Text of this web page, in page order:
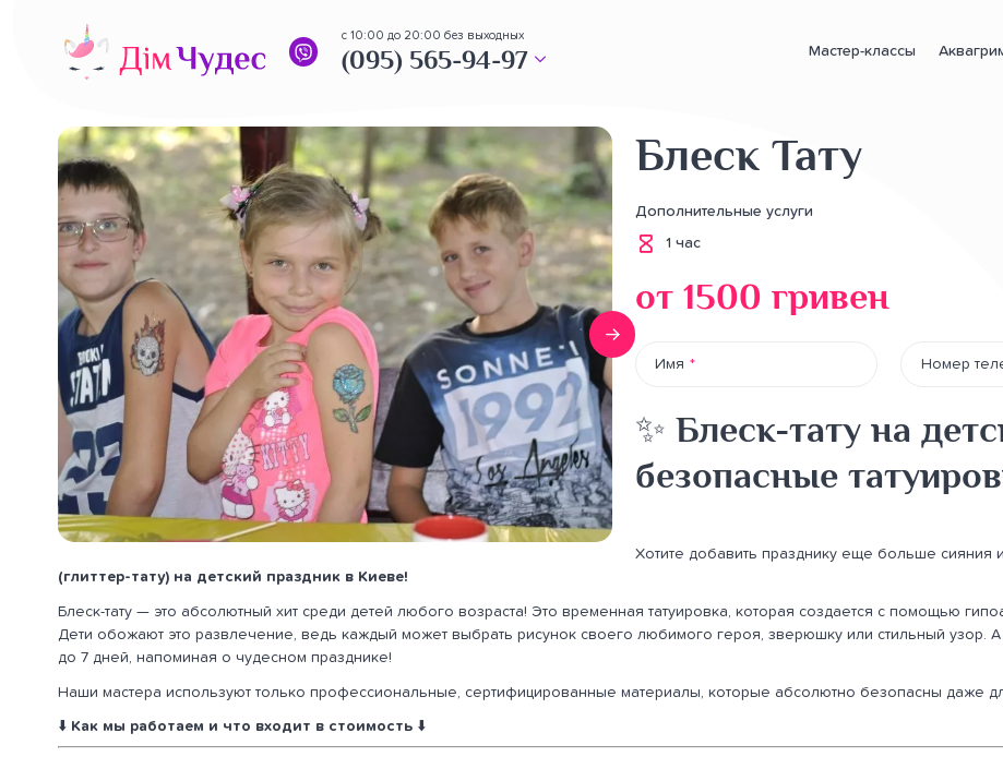
с 10:00 до 20:00 без выходных
(095) 565-94-97
(095) 565-94-97
Мастер-классы
Блеск Тату
Дополнительные услуги
1 час
от 1500 гривен
Имя Номер
✨ Блеск-тату на
безопасные
Хотите добавить празднику еще больше сияния и
(глиттер-тату) на детский праздник в Киеве!
Блеск-тату — это абсолютный хит среди детей любого возраста! Это временная татуировка, которая создается с помощью
Дети обожают это развлечение, ведь каждый может выбрать рисунок своего любимого героя, зверюшку или стильный узор.
до 7 дней, напоминая о чудесном празднике!
Наши мастера используют только профессиональные, сертифицированные материалы, которые абсолютно безопасны даже
⬇️ Как мы работаем и что входит в стоимость⬇️